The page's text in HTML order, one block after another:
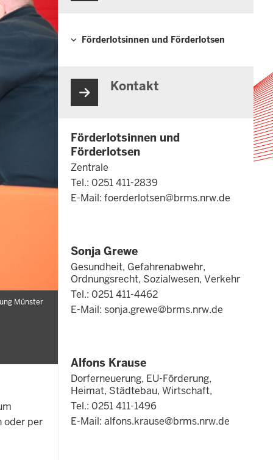
Münster
oder per
Förderlotsinnen und Förderlotsen
Kontakt
Förderlotsinnen und
Förderlotsen
Zentrale
Tel.: 0251 411-2839
E-Mail: foerderlotsen@brms.nrw.de
Sonja Grewe
Gesundheit, Gefahrenabwehr,
Ordnungsrecht, Sozialwesen, Verkehr
Tel.: 0251 411-4462
E-Mail: sonja.grewe@brms.nrw.de
Alfons Krause
Dorferneuerung, EU-Förderung,
Heimat, Städtebau, Wirtschaft,
Tel.: 0251 411-1496
E-Mail: alfons.krause@brms.nrw.de